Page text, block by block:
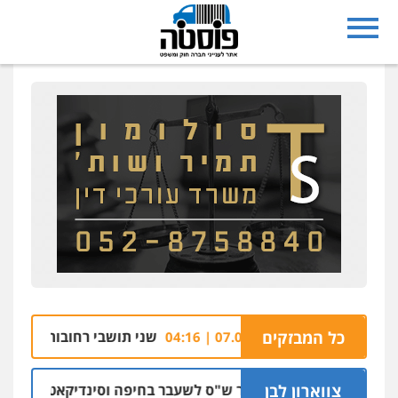
כל המבזקים
רזי בירושלים 07.08 | 04:16 שני תושבי רחובות נעצרו
צווארון לבן
כתב אישום: יו"ר ש"ס לשעבר בחיפה וסינדיקאט